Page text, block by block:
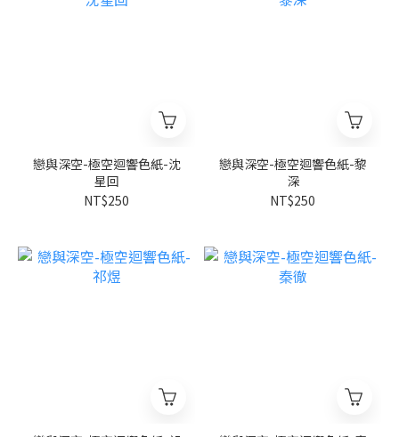
戀與深空-極空迴響色紙-沈
星回
NT$250
戀與深空-極空迴響色紙-黎
深
NT$250